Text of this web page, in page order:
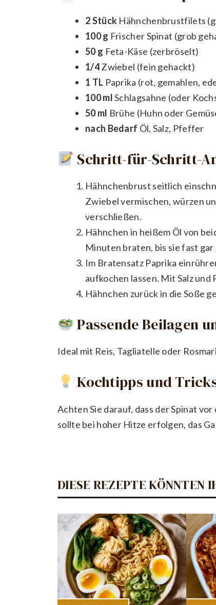
2 Stück Hähnchenbrustfilets
100 g Frischer Spinat (grob
50 g Feta-Käse (zerbröselt)
1/4Zwiebel (fein gehackt)
1 TL Paprika (rot, gemahlen,
100 mlSchlagsahne (oder
50 ml Brühe (Huhn oder
nach Bedarf Öl, Salz, Pfeffer
Schritt-für-Schritt-
Hähnchenbrust seitlich
Zwiebel vermischen, würzen
verschließen.
Hähnchen in heißem Öl von
Minuten braten, bis sie fast
Im Bratensatz Paprika
aufkochen lassen. Mit Salz
Hähnchen zurück in die Soße
Passende Beilagen
Ideal mit Reis, Tagliatelle oder
Kochtipps und
Achten Sie darauf, dass der Spinat
sollte bei hoher Hitze erfolgen, das
DIESE REZEPTE KÖNNTEN